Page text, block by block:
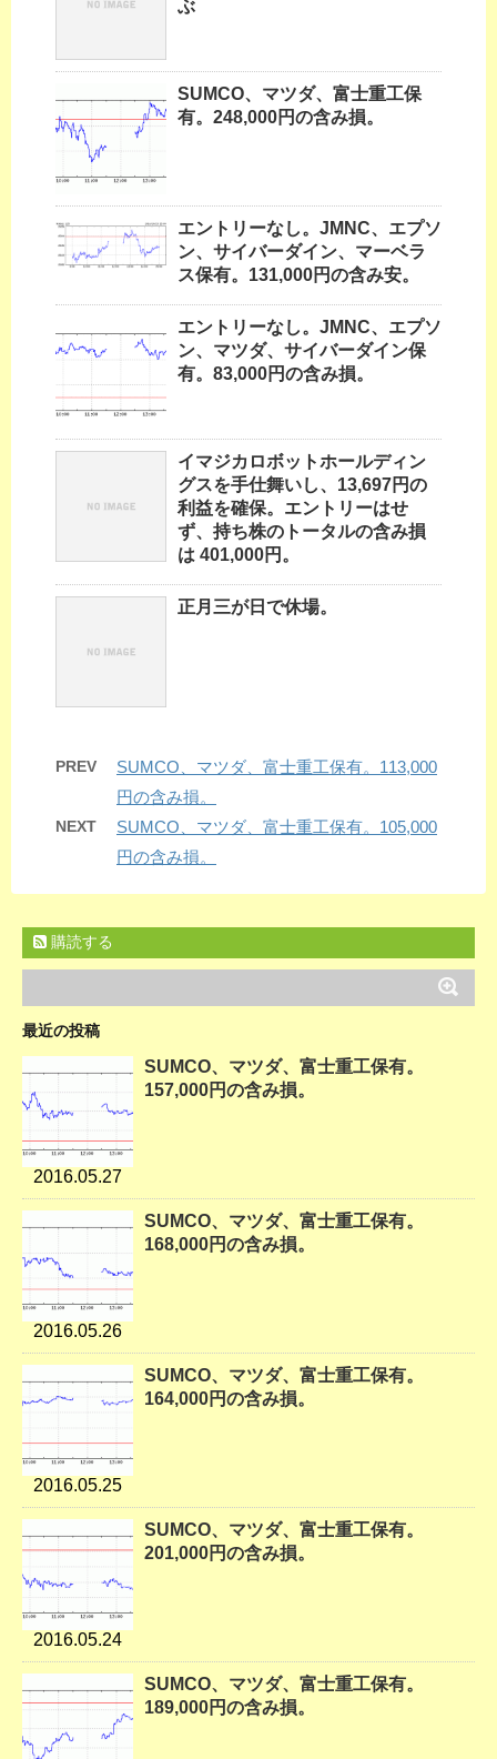
ぶ
SUMCO、マツダ、富士重工保
有。248,000円の含み損。
エントリーなし。JMNC、エプソ
ン、サイバーダイン、マーベラ
ス保有。131,000円の含み安。
エントリーなし。JMNC、エプソ
ン、マツダ、サイバーダイン保
有。83,000円の含み損。
イマジカロボットホールディン
グスを手仕舞いし、13,697円の
利益を確保。エントリーはせ
ず、持ち株のトータルの含み損
は 401,000円。
正月三が日で休場。
PREV
SUMCO、マツダ、富士重工保有。113,000
円の含み損。
NEXT
SUMCO、マツダ、富士重工保有。105,000
円の含み損。
購読する
最近の投稿
2016.05.27
SUMCO、マツダ、富士重工保有。
157,000円の含み損。
2016.05.26
SUMCO、マツダ、富士重工保有。
168,000円の含み損。
2016.05.25
SUMCO、マツダ、富士重工保有。
164,000円の含み損。
2016.05.24
SUMCO、マツダ、富士重工保有。
201,000円の含み損。
SUMCO、マツダ、富士重工保有。
189,000円の含み損。